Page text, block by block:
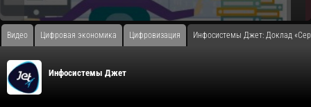
Видео Цифровая экономика Цифровизация Инфосистемы Джет: Доклад
Инфосистемы Джет